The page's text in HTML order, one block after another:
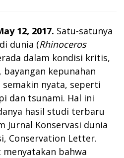
12, 2017. Satu-satunya
dunia (Rhinoceros
dalam kondisi kritis,
kepunahan
semakin nyata, seperti
dan tsunami. Hal ini
hasil studi terbaru
Jurnal Konservasi dunia
Conservation Letter.
bahwa